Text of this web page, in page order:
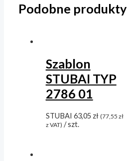
Podobne produkty
Szablon
STUBAI TYP
2786 01
STUBAI 63,05 zł (77,55 zł
z VAT) / szt.